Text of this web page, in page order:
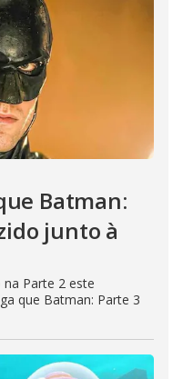
Batman:
junto à
Parte 2 este
que Batman: Parte 3